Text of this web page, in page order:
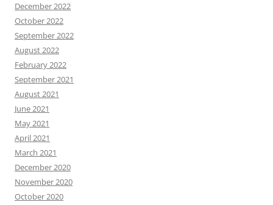
December 2022
October 2022
September 2022
August 2022
February 2022
September 2021
August 2021
June 2021
May 2021
April 2021
March 2021
December 2020
November 2020
October 2020